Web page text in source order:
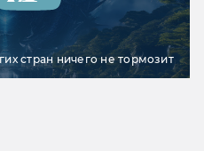
стран ничего не тормозит